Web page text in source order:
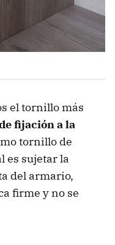
el tornillo más
fijación a la
tornillo de
es sujetar la
del armario,
firme y no se